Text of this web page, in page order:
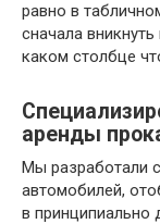
равно в
сначала
каком столбце
аренды
Мы разработали
автомобилей,
в принципиально